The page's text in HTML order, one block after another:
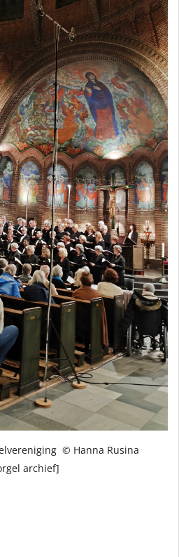
© Hanna Rusina
archief]